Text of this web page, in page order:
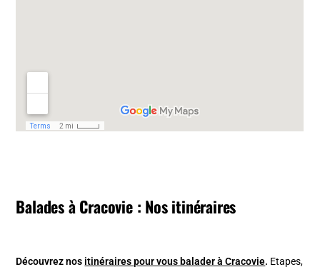
Balades à Cracovie : Nos itinéraires
Découvrez nos itinéraires pour vous balader à Cracovie. Etapes,